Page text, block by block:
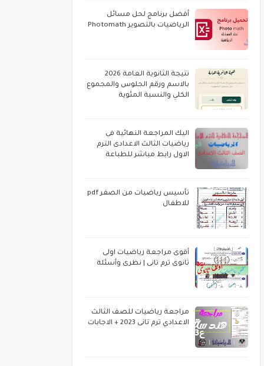
أفضل برنامج لحل مسائل
الرياضيات بالتصوير Photomath
نتيجة الثانوية العامة 2026
بالاسم ورقم الجلوس والمجموع
الكلي والنسبة المئوية
اليك المراجعة النهائية فى
رياضيات الثالث الاعدادى الترم
الاول رابط مباشر للطباعة
تأسيس رياضيات من الصفر pdf
للاطفال
أقوى مراجعة رياضيات اولى
ثانوى ترم تانى | نظرى وأسئلة
مراجعة رياضيات للصف الثالث
الاعدادي ترم تانى 2023 + الاجابات